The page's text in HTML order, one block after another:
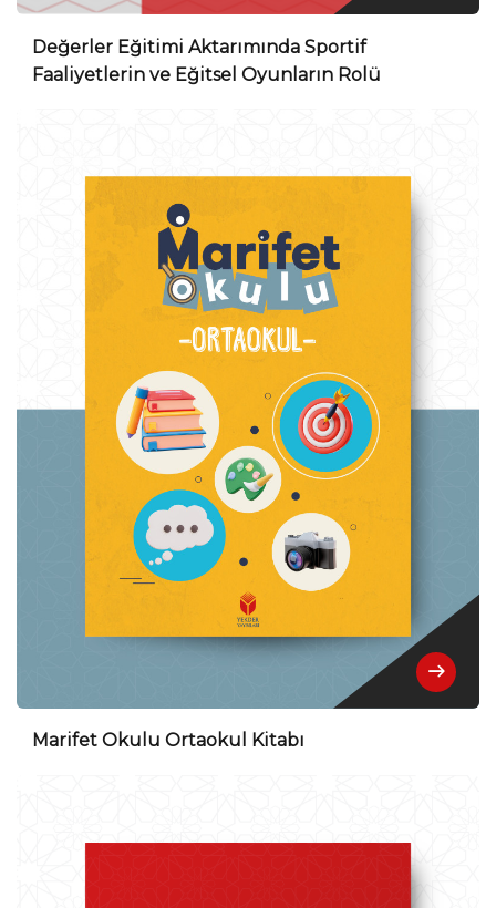
Değerler Eğitimi Aktarımında Sportif
Faaliyetlerin ve Eğitsel Oyunların Rolü
Marifet Okulu Ortaokul Kitabı